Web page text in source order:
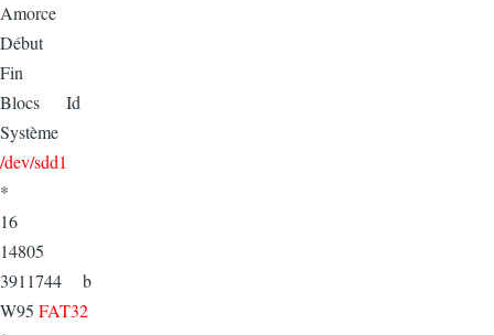
Amorce
Début
Fin
Blocs Id
Système
/dev/sdd1
*
16
14805
3911744 b
W95 FAT32